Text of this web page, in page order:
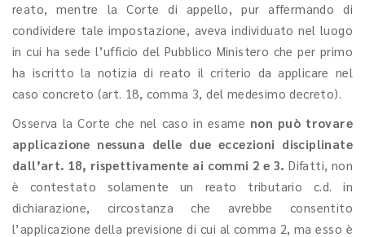
reato, mentre la Corte di appello, pur affermando di
condividere tale impostazione, aveva individuato nel luogo
in cui ha sede l’ufficio del Pubblico Ministero che per primo
ha iscritto la notizia di reato il criterio da applicare nel
caso concreto (art. 18, comma 3, del medesimo decreto).
Osserva la Corte che nel caso in esame non può trovare
applicazione nessuna delle due eccezioni disciplinate
dall’art. 18, rispettivamente ai commi 2 e 3. Difatti, non
è contestato solamente un reato tributario c.d. in
dichiarazione, circostanza che avrebbe consentito
l’applicazione della previsione di cui al comma 2, ma esso è